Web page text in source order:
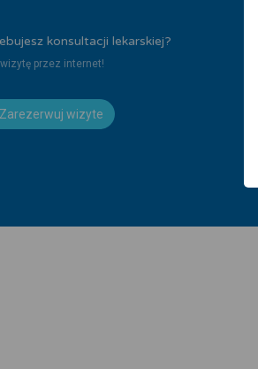
konsultacji lekarskiej?
przez internet!
Zarezerwuj wizyte